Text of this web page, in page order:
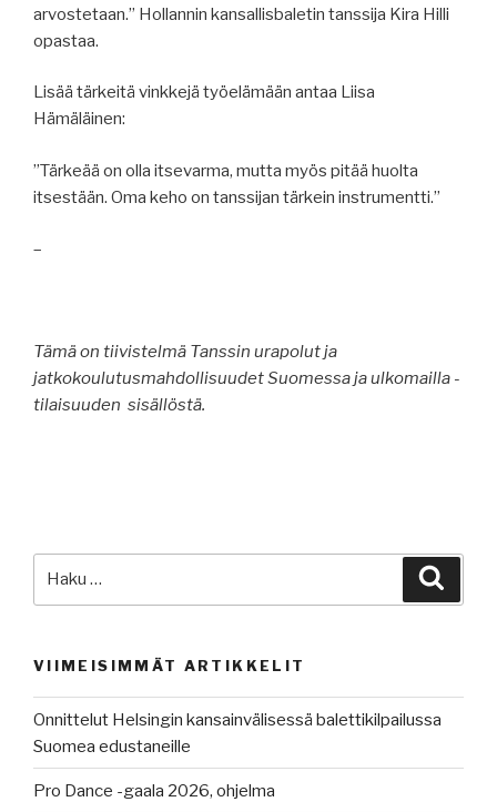
arvostetaan.” Hollannin kansallisbaletin tanssija Kira Hilli
opastaa.
Lisää tärkeitä vinkkejä työelämään antaa Liisa
Hämäläinen:
”Tärkeää on olla itsevarma, mutta myös pitää huolta
itsestään. Oma keho on tanssijan tärkein instrumentti.”
–
Tämä on tiivistelmä Tanssin urapolut ja
jatkokoulutusmahdollisuudet Suomessa ja ulkomailla -
tilaisuuden sisällöstä.
VIIMEISIMMÄT ARTIKKELIT
Onnittelut Helsingin kansainvälisessä balettikilpailussa
Suomea edustaneille
Pro Dance -gaala 2026, ohjelma